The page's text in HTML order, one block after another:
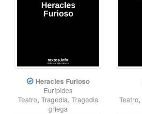
Heracles Furioso
Eurípides
Teatro, Tragedia, Tragedia
griega
Teatro,